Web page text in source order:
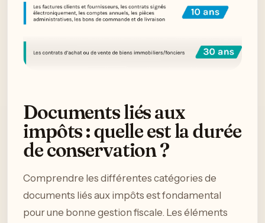
Documents liés aux
impôts : quelle est la durée
de conservation ?
Comprendre les différentes catégories de
documents liés aux impôts est fondamental
pour une bonne gestion fiscale. Les éléments